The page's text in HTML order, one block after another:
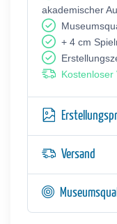
akademischer
+ 4 cm
Kostenloser
Versand